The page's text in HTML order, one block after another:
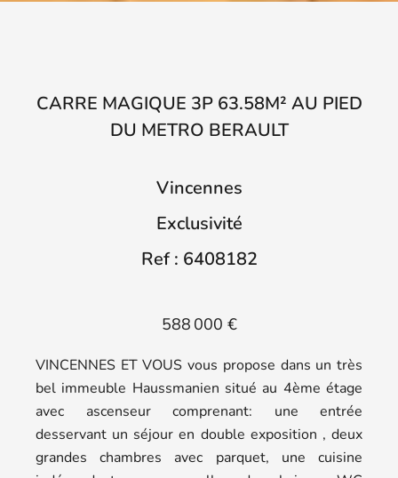
CARRE MAGIQUE 3P 63.58M² AU PIED
DU METRO BERAULT
Vincennes
Exclusivité
Ref : 6408182
588 000 €
VINCENNES ET VOUS vous propose dans un très
bel immeuble Haussmanien situé au 4ème étage
avec ascenseur comprenant: une entrée
desservant un séjour en double exposition , deux
grandes chambres avec parquet, une cuisine